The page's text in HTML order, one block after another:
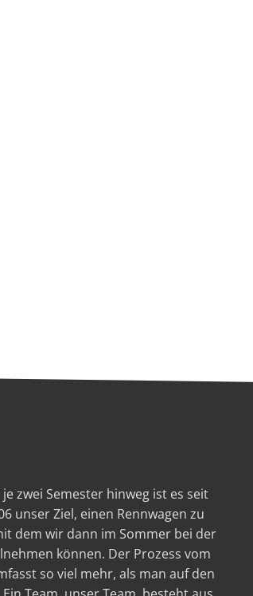
zwei Semester hinweg ist es seit
unser Ziel, einen Rennwagen zu
dem wir dann im Sommer bei der
können. Der Prozess vom
so viel mehr, als man auf den